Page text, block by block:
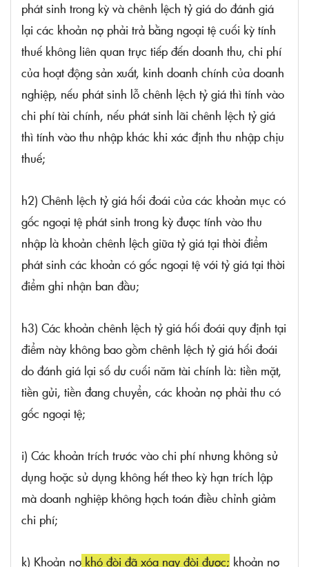
phát sinh trong kỳ và chênh lệch tỷ giá do đánh giá
lại các khoản nợ phải trả bằng ngoại tệ cuối kỳ tính
thuế không liên quan trực tiếp đến doanh thu, chi phí
của hoạt động sản xuất, kinh doanh chính của doanh
nghiệp, nếu phát sinh lỗ chênh lệch tỷ giá thì tính vào
chi phí tài chính, nếu phát sinh lãi chênh lệch tỷ giá
thì tính vào thu nhập khác khi xác định thu nhập chịu
thuế;
h2) Chênh lệch tỷ giá hối đoái của các khoản mục có
gốc ngoại tệ phát sinh trong kỳ được tính vào thu
nhập là khoản chênh lệch giữa tỷ giá tại thời điểm
phát sinh các khoản có gốc ngoại tệ với tỷ giá tại thời
điểm ghi nhận ban đầu;
h3) Các khoản chênh lệch tỷ giá hối đoái quy định tại
điểm này không bao gồm chênh lệch tỷ giá hối đoái
do đánh giá lại số dư cuối năm tài chính là: tiền mặt,
tiền gửi, tiền đang chuyển, các khoản nợ phải thu có
gốc ngoại tệ;
i) Các khoản trích trước vào chi phí nhưng không sử
dụng hoặc sử dụng không hết theo kỳ hạn trích lập
mà doanh nghiệp không hạch toán điều chỉnh giảm
chi phí;
k) Khoản nợ khó đòi đã xóa nay đòi được; khoản nợ